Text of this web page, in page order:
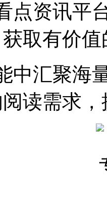
点资讯平
取有价
中汇聚海
读需求